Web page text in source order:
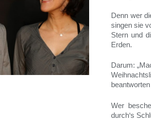
Denn wer
singen sie
Stern und
Erden.
Darum:
Wer
durch‘s